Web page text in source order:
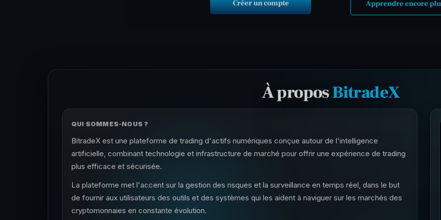
Créer un compte Apprendre encore
À proposBitradeX
QUI SOMMES-NOUS ?
BitradeX est une plateforme de trading d'actifs numériques conçue autour de l'intelligence
artificielle, combinant technologie et infrastructure de marché pour offrir une expérience de trading
plus efficace et sécurisée.
La plateforme met l'accent sur la gestion des risques et la surveillance en temps réel, dans le but
de fournir aux utilisateurs des outils et des systèmes qui les aident à naviguer sur les marchés des
cryptomonnaies en constante évolution.